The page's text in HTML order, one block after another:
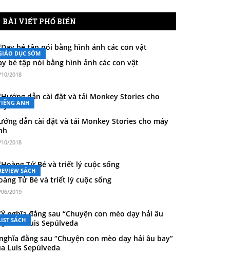
BÀI VIẾT PHỔ BIẾN
DỤC SỚM
bé tập nói bằng hình ảnh các con vật
2018
ANH
dẫn cài đặt và tải Monkey Stories cho máy
2018
SÁCH
Tử Bé và triết lý cuộc sống
2019
SÁCH
đằng sau “Chuyện con mèo dạy hải âu bay”
Luis Sepúlveda